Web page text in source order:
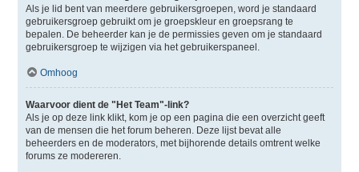
Als je lid bent van meerdere gebruikersgroepen, word je standaard
gebruikersgroep gebruikt om je groepskleur en groepsrang te
bepalen. De beheerder kan je de permissies geven om je standaard
gebruikersgroep te wijzigen via het gebruikerspaneel.
Omhoog
Waarvoor dient de "Het Team"-link?
Als je op deze link klikt, kom je op een pagina die een overzicht geeft
van de mensen die het forum beheren. Deze lijst bevat alle
beheerders en de moderators, met bijhorende details omtrent welke
forums ze modereren.